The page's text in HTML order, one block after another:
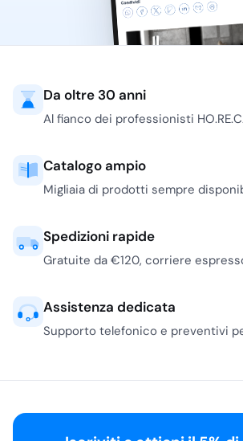
Da oltre 30 anni
Al fianco dei professionisti
Catalogo ampio
Migliaia di prodotti sempre
Spedizioni rapide
Gratuite da €120, corriere
Assistenza dedicata
Supporto telefonico e preventivi